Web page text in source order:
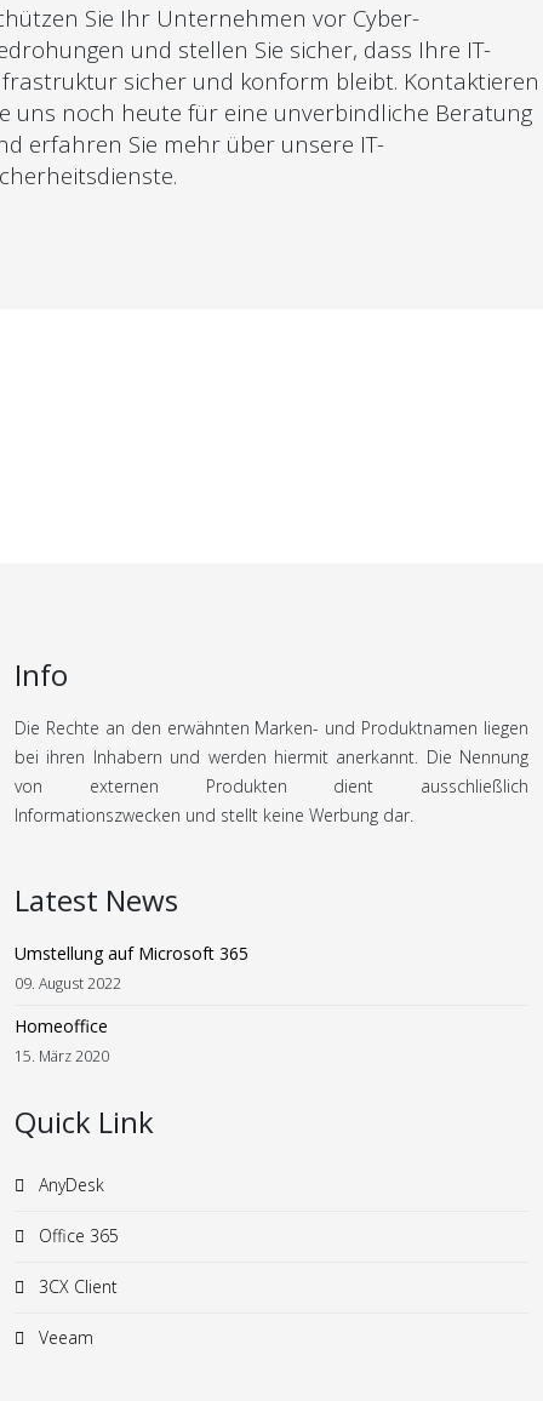
Sie Ihr Unternehmen vor Cyber-
und stellen Sie sicher, dass Ihre IT-
sicher und konform bleibt. Kontaktieren
uns noch heute für eine unverbindliche Beratung
erfahren Sie mehr über unsere IT-
Info
Die Rechte an den erwähnten Marken- und Produktnamen liegen
bei ihren Inhabern und werden hiermit anerkannt. Die Nennung
von externen Produkten dient ausschließlich
Informationszwecken und stellt keine Werbung dar.
Latest News
Umstellung auf Microsoft 365
09. August 2022
Homeoffice
15. März 2020
Quick Link
AnyDesk
Office 365
3CX Client
Veeam